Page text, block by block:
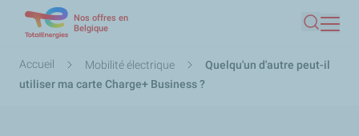
contenu
principal
Nos offres en
Belgique
Fil
d'Ariane
Accueil Mobilité électrique
Quelqu'un d'autre peut-il
utiliser ma carte Charge+ Business ?